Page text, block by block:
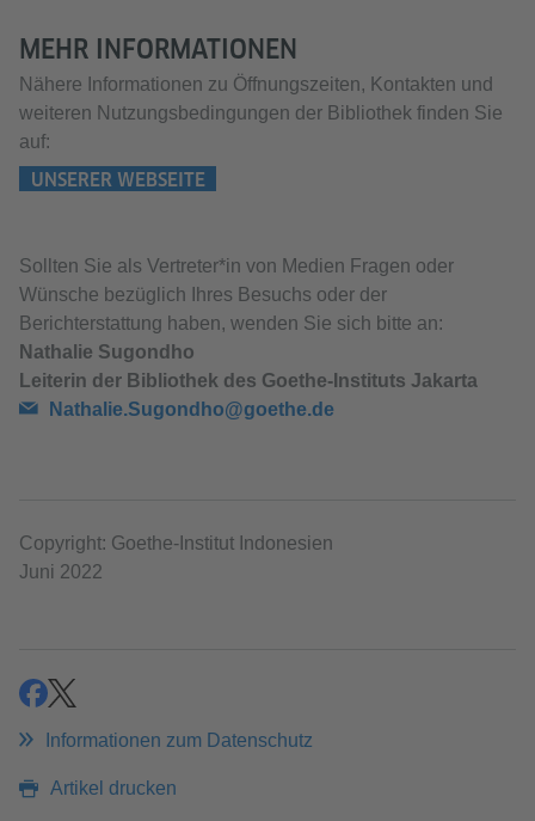
MEHR INFORMATIONEN
Nähere Informationen zu Öffnungszeiten, Kontakten und
weiteren Nutzungsbedingungen der Bibliothek finden Sie
auf:
UNSERER WEBSEITE
Sollten Sie als Vertreter*in von Medien Fragen oder
Wünsche bezüglich Ihres Besuchs oder der
Berichterstattung haben, wenden Sie sich bitte an:
Nathalie Sugondho
Leiterin der Bibliothek des Goethe-Instituts Jakarta
Nathalie.Sugondho@goethe.de
Copyright: Goethe-Institut Indonesien
Juni 2022
teilenteilen
Informationen zum Datenschutz
Artikel drucken